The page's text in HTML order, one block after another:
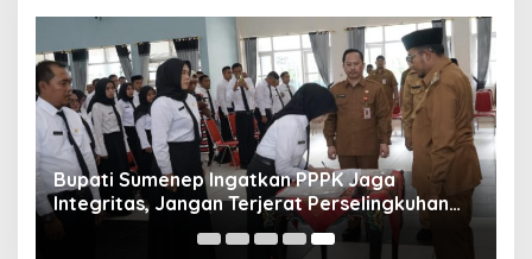
Bupati Sumenep Ingatkan PPPK Jaga
Integritas, Jangan Terjerat Perselingkuhan
dan Judi Online